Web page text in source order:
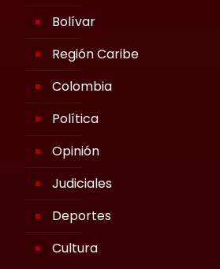
Bolívar
Región Caribe
Colombia
Política
Opinión
Judiciales
Deportes
Cultura